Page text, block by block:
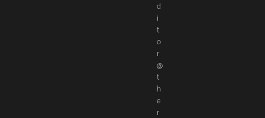
d
i
t
o
r
@
t
h
e
r